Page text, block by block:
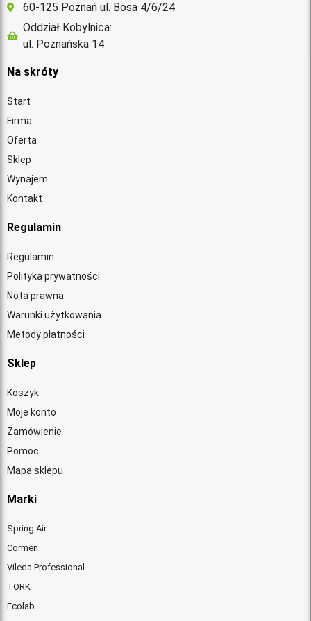
60-125 Poznań ul. Bosa 4/6/24
Oddział Kobylnica:
ul. Poznańska 14
Na skróty
Start
Firma
Oferta
Sklep
Wynajem
Kontakt
Regulamin
Regulamin
Polityka prywatności
Nota prawna
Warunki użytkowania
Metody płatności
Sklep
Koszyk
Moje konto
Zamówienie
Pomoc
Mapa sklepu
Marki
Spring Air
Cormen
Vileda Professional
TORK
Ecolab